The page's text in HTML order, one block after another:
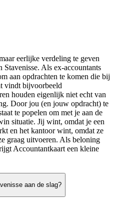
eerlijke verdeling te geven
Als ex-accountants
aan opdrachten te komen die bij
vindt bijvoorbeeld
houden eigenlijk niet echt van
Door jou (en jouw opdracht) te
te popelen om met je aan de
situatie. Jij wint, omdat je een
en het kantoor wint, omdat ze
graag uitvoeren. Als beloning
Accountantkaart een kleine
aan de slag?